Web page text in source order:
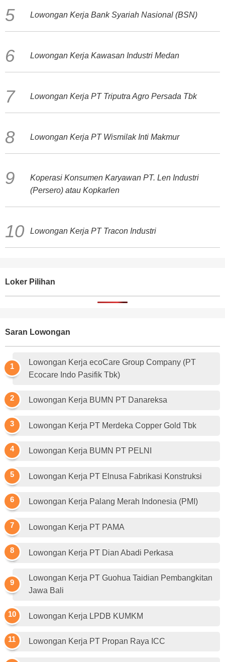
Lowongan Kerja Bank Syariah Nasional (BSN)
Lowongan Kerja Kawasan Industri Medan
Lowongan Kerja PT Triputra Agro Persada Tbk
Lowongan Kerja PT Wismilak Inti Makmur
Koperasi Konsumen Karyawan PT. Len Industri
(Persero) atau Kopkarlen
Lowongan Kerja PT Tracon Industri
Loker Pilihan
Saran Lowongan
Lowongan Kerja ecoCare Group Company (PT
Ecocare Indo Pasifik Tbk)
Lowongan Kerja BUMN PT Danareksa
Lowongan Kerja PT Merdeka Copper Gold Tbk
Lowongan Kerja BUMN PT PELNI
Lowongan Kerja PT Elnusa Fabrikasi Konstruksi
Lowongan Kerja Palang Merah Indonesia (PMI)
Lowongan Kerja PT PAMA
Lowongan Kerja PT Dian Abadi Perkasa
Lowongan Kerja PT Guohua Taidian Pembangkitan
Jawa Bali
Lowongan Kerja LPDB KUMKM
Lowongan Kerja PT Propan Raya ICC